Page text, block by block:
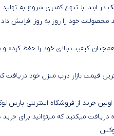
با تنوع کمتری شروع به تولید
خود را روز به روز افزایش داد
همچنان کیفیت بالای خود را حفظ کرده
قیمت بازار درب منزل خود دریافت
خرید از فروشگاه اینترنتی پارس
میکنید که میتوانید برای